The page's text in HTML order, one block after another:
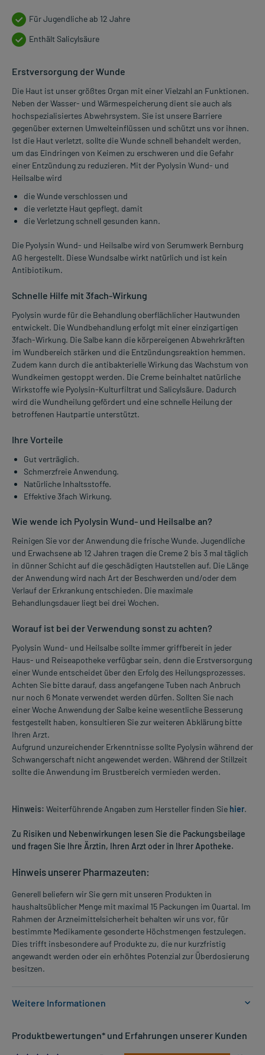
Für Jugendliche ab 12 Jahre
Enthält Salicylsäure
Erstversorgung der Wunde
Die Haut ist unser größtes Organ mit einer Vielzahl an Funktionen.
Neben der Wasser- und Wärmespeicherung dient sie auch als
hochspezialisiertes Abwehrsystem. Sie ist unsere Barriere
gegenüber externen Umwelteinflüssen und schützt uns vor ihnen.
Ist die Haut verletzt, sollte die Wunde schnell behandelt werden,
um das Eindringen von Keimen zu erschweren und die Gefahr
einer Entzündung zu reduzieren. Mit der Pyolysin Wund- und
Heilsalbe wird
die Wunde verschlossen und
die verletzte Haut gepflegt, damit
die Verletzung schnell gesunden kann.
Die Pyolysin Wund- und Heilsalbe wird von Serumwerk Bernburg
AG hergestellt. Diese Wundsalbe wirkt natürlich und ist kein
Antibiotikum.
Schnelle Hilfe mit 3fach-Wirkung
Pyolysin wurde für die Behandlung oberflächlicher Hautwunden
entwickelt. Die Wundbehandlung erfolgt mit einer einzigartigen
3fach-Wirkung. Die Salbe kann die körpereigenen Abwehrkräften
im Wundbereich stärken und die Entzündungsreaktion hemmen.
Zudem kann durch die antibakterielle Wirkung das Wachstum von
Wundkeimen gestoppt werden. Die Creme beinhaltet natürliche
Wirkstoffe wie Pyolysin-Kulturfiltrat und Salicylsäure. Dadurch
wird die Wundheilung gefördert und eine schnelle Heilung der
betroffenen Hautpartie unterstützt.
Ihre Vorteile
Gut verträglich.
Schmerzfreie Anwendung.
Natürliche Inhaltsstoffe.
Effektive 3fach Wirkung.
Wie wende ich Pyolysin Wund- und Heilsalbe an?
Reinigen Sie vor der Anwendung die frische Wunde. Jugendliche
und Erwachsene ab 12 Jahren tragen die Creme 2 bis 3 mal täglich
in dünner Schicht auf die geschädigten Hautstellen auf. Die Länge
der Anwendung wird nach Art der Beschwerden und/oder dem
Verlauf der Erkrankung entschieden. Die maximale
Behandlungsdauer liegt bei drei Wochen.
Worauf ist bei der Verwendung sonst zu achten?
Pyolysin Wund- und Heilsalbe sollte immer griffbereit in jeder
Haus- und Reiseapotheke verfügbar sein, denn die Erstversorgung
einer Wunde entscheidet über den Erfolg des Heilungsprozesses.
Achten Sie bitte darauf, dass angefangene Tuben nach Anbruch
nur noch 6 Monate verwendet werden dürfen. Sollten Sie nach
einer Woche Anwendung der Salbe keine wesentliche Besserung
festgestellt haben, konsultieren Sie zur weiteren Abklärung bitte
Ihren Arzt.
Aufgrund unzureichender Erkenntnisse sollte Pyolysin während der
Schwangerschaft nicht angewendet werden. Während der Stillzeit
sollte die Anwendung im Brustbereich vermieden werden.
Hinweis: Weiterführende Angaben zum Hersteller finden Sie hier.
Zu Risiken und Nebenwirkungen lesen Sie die Packungsbeilage
und fragen Sie Ihre Ärztin, Ihren Arzt oder in Ihrer Apotheke.
Hinweis unserer Pharmazeuten:
Generell beliefern wir Sie gern mit unseren Produkten in
haushaltsüblicher Menge mit maximal 15 Packungen im Quartal. Im
Rahmen der Arzneimittelsicherheit behalten wir uns vor, für
bestimmte Medikamente gesonderte Höchstmengen festzulegen.
Dies trifft insbesondere auf Produkte zu, die nur kurzfristig
angewandt werden oder ein erhöhtes Potenzial zur Überdosierung
besitzen.
Weitere Informationen
- Oberflächliche Hautwunden, wie z.B.
Produktbewertungen* und Erfahrungen unserer Kunden